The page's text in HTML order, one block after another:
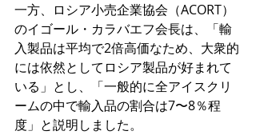
一方、ロシア小売企業協会（ACORT）
のイゴール・カラバエフ会長は、「輸
入製品は平均で2倍高価なため、大衆的
には依然としてロシア製品が好まれて
いる」とし、「一般的に全アイスクリ
ームの中で輸入品の割合は7〜8％程
度」と説明しました。